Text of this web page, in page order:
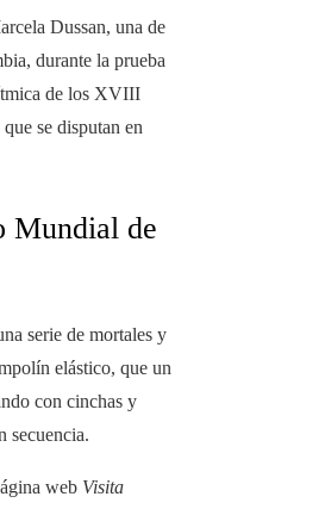
Dussan, una de
durante la prueba
de los XVIII
se disputan en
Mundial de
serie de mortales y
elástico, que un
con cinchas y
secuencia.
web Visita